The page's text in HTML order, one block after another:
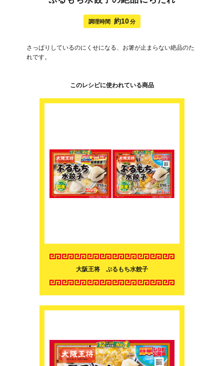
調理時間 約10分
さっぱりしているのにくせになる、お箸が止まらない絶品のた
れです。
このレシピに使われている商品
大阪王将 ぷるもち水餃子